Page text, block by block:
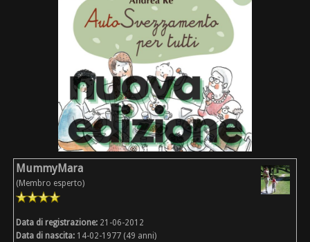
MummyMara
(Membro esperto)
Data di registrazione: 21-06-2012
Data di nascita: 14-02-1977 (49 anni)